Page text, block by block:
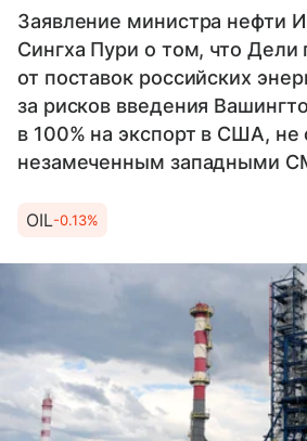
Заявление министра нефти
Сингха Пури о том, что Дели
от поставок российских
за рисков введения
в 100% на экспорт в США, не
незамеченным западными
OIL-0.13%